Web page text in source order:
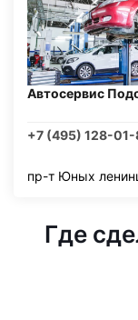
Автосервис
+7 (495) 128-
пр-т Юных
Где